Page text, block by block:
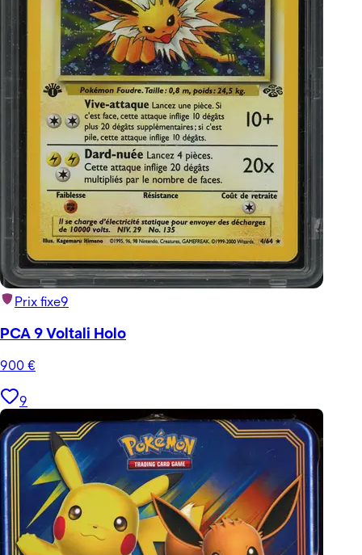
Prix fixe9
PCA 9 Voltali Holo
900 €
9